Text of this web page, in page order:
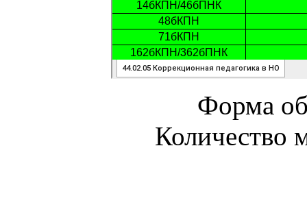
Форма
Количество